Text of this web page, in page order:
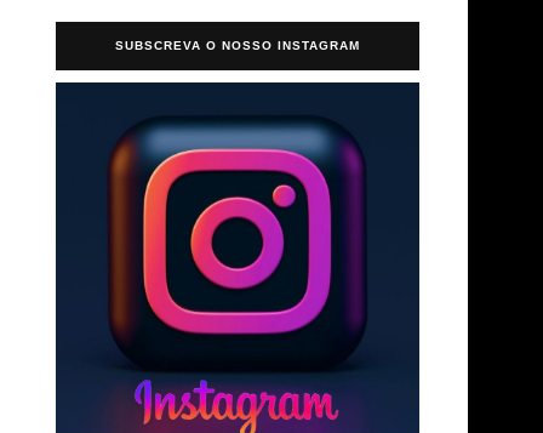
SUBSCREVA O NOSSO INSTAGRAM